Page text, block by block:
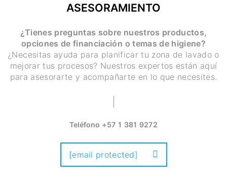
ASESORAMIENTO
¿Tienes preguntas sobre nuestros productos,
opciones de financiación o temas de higiene?
¿Necesitas ayuda para planificar tu zona de lavado o
mejorar tus procesos? Nuestros expertos están aquí
para asesorarte y acompañarte en lo que necesites.
Teléfono +57 1 381 9272
[email protected]